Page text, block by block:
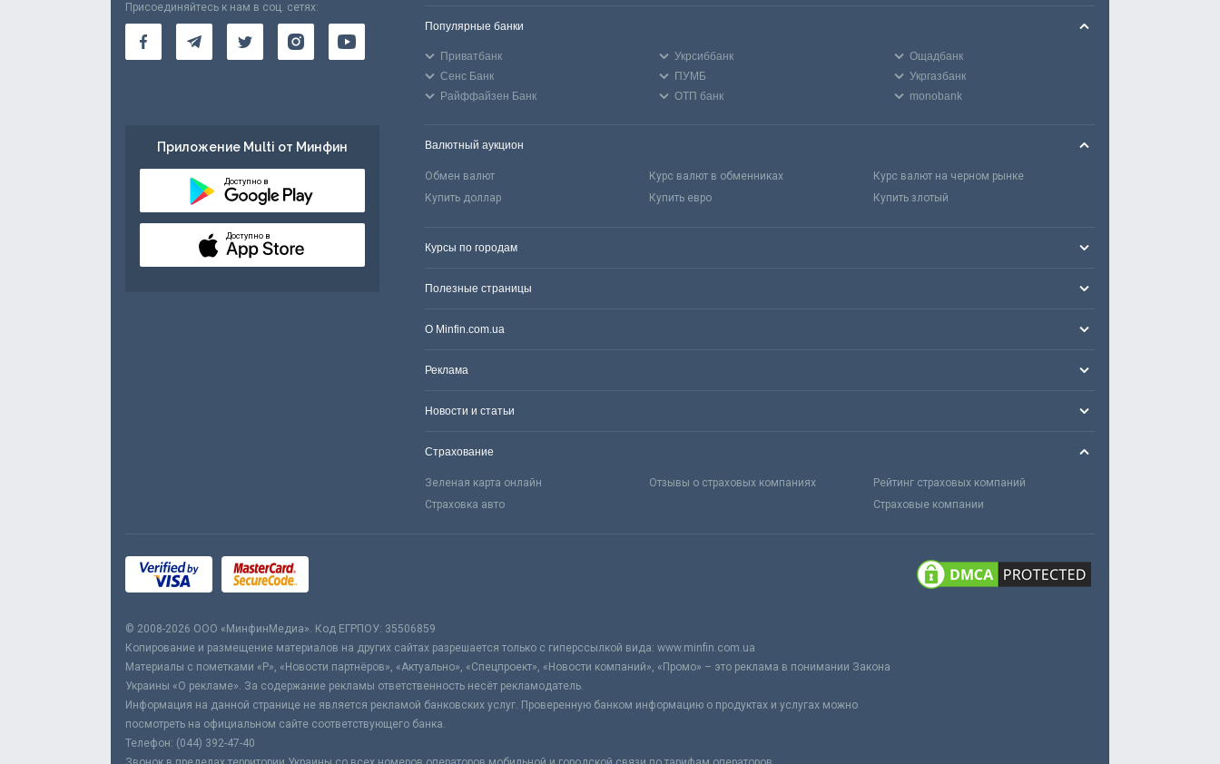
Присоединяйтесь к нам в соц. сетях:
Приложение Multi от Минфин
Доступно в
Доступно в
Популярные банки
Приватбанк Укрсиббанк
Ощадбанк
Сенс Банк
ПУМБ
Укргазбанк
Райффайзен Банк
ОТП банк monobank
Валютный аукцион
Обмен валют Курс валют в обменниках
Курс валют на черном рынке
Купить доллар
Купить евро Купить злотый
Курсы по городам
Полезные страницы
О Minfin.com.ua
Реклама
Новости и статьи
Страхование
Зеленая карта онлайн Отзывы о страховых компаниях
Рейтинг страховых компаний
Страховка авто
Страховые компании
© 2008-2026 ООО «МинфинМедиа». Код ЕГРПОУ: 35506859
Копирование и размещение материалов на других сайтах разрешается только с гиперссылкой вида: www.minfin.com.ua
Материалы с пометками «Р», «Новости партнёров», «Актуально», «Спецпроект», «Новости компаний», «Промо» – это реклама в понимании Закона
Украины «О рекламе». За содержание рекламы ответственность несёт рекламодатель.
Информация на данной странице не является рекламой банковских услуг. Проверенную банком информацию о продуктах и услугах можно
посмотреть на официальном сайте соответствующего банка.
Телефон: (044) 392-47-40